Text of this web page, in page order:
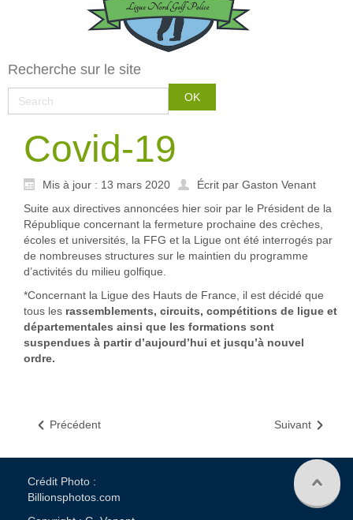
Recherche sur le site
Covid-19
Mis à jour : 13 mars 2020
Écrit par Gaston Venant
Suite aux directives annoncées hier soir par le Président de la
République concernant la fermeture prochaine des crèches,
écoles et universités, la FFG et la Ligue ont été interrogés par
de nombreuses structures sur le maintien du programme
d’activités du milieu golfique.
*Concernant la Ligue des Hauts de France, il est décidé que
tous les rassemblements, circuits, compétitions de ligue et
départementales ainsi que les formations sont
suspendues à partir d’aujourd’hui et jusqu’à nouvel
ordre.
Précédent Suivant
Crédit Photo :
Billionsphotos.com